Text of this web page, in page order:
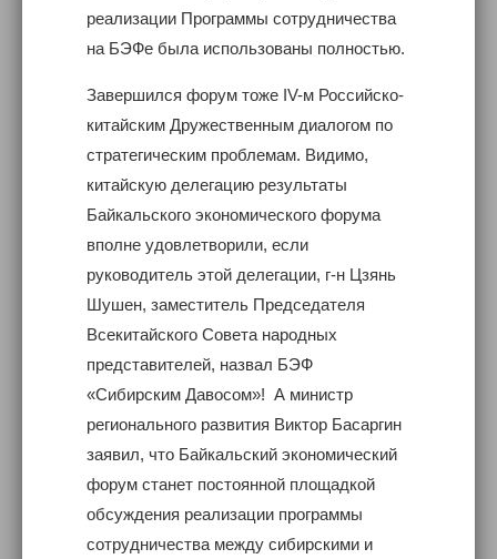
реализации Программы сотрудничества
на БЭФе была использованы полностью.
Завершился форум тоже IV-м Российско-
китайским Дружественным диалогом по
стратегическим проблемам. Видимо,
китайскую делегацию результаты
Байкальского экономического форума
вполне удовлетворили, если
руководитель этой делегации, г-н Цзянь
Шушен, заместитель Председателя
Всекитайского Совета народных
представителей, назвал БЭФ
«Сибирским Давосом»! А министр
регионального развития Виктор Басаргин
заявил, что Байкальский экономический
форум станет постоянной площадкой
обсуждения реализации программы
сотрудничества между сибирскими и